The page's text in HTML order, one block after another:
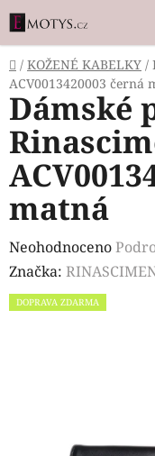
Přejít
na
obsah
Domů
/ KOŽENÉ KABELKY /
ACV0013420003 černá
Dámské
matná
Průměrné
hodnocení
produktu
Neohodnoceno
Značka:
DOPRAVA ZDARMA